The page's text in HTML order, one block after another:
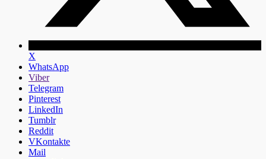
X
WhatsApp
Viber
Telegram
Pinterest
LinkedIn
Tumblr
Reddit
VKontakte
Mail